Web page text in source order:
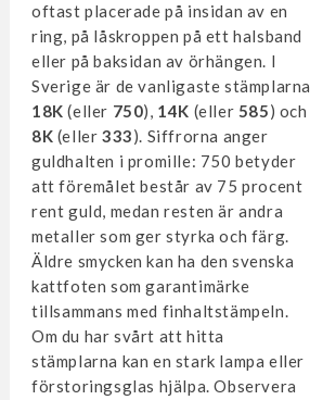
oftast placerade på insidan av en
ring, på låskroppen på ett halsband
eller på baksidan av örhängen. I
Sverige är de vanligaste stämplarna
18K (eller 750), 14K (eller 585) och
8K (eller 333). Siffrorna anger
guldhalten i promille: 750 betyder
att föremålet består av 75 procent
rent guld, medan resten är andra
metaller som ger styrka och färg.
Äldre smycken kan ha den svenska
kattfoten som garantimärke
tillsammans med finhaltstämpeln.
Om du har svårt att hitta
stämplarna kan en stark lampa eller
förstoringsglas hjälpa. Observera